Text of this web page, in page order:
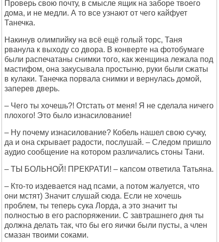
Проверь свою почту, в смысле ящик на заборе твоего
дома, и не медли. А то все узнают от чего кайфует
Танечка.
Накинув олимпийку на всё ещё голый торс, Таня
рванула к выходу со двора. В конверте на фотобумаге
были распечатаны снимки того, как женщина лежала под
мастифом, она закусывала простыню, руки были сжаты
в кулаки. Танечка порвала снимки и вернулась домой,
заперев дверь.
– Чего ты хочешь?! Отстать от меня! Я не сделала ничего
плохого! Это было изнасилование!
– Ну почему изнасилование? Кобель нашел свою сучку,
да и она скрывает радости, послушай. – Следом пришло
аудио сообщение на котором различались стоны Тани.
– ТЫ БОЛЬНОЙ! ПРЕКРАТИ! – капсом ответила Татьяна.
– Кто-то издевается над псами, а потом жалуется, что
они мстят) Значит слушай сюда. Если не хочешь
проблем, ты теперь сука Лорда, а это значит ты
полностью в его распоряжении. С завтрашнего дня ты
должна делать так, что бы его яички были пусты, а член
смазан твоими соками.